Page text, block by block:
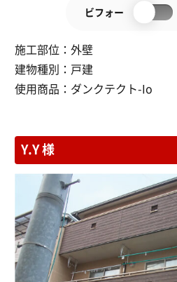
施工部位：外壁
建物種別： 戸建
使用商品： ダンクテクト-Io
ビフォー
Y.Y 様